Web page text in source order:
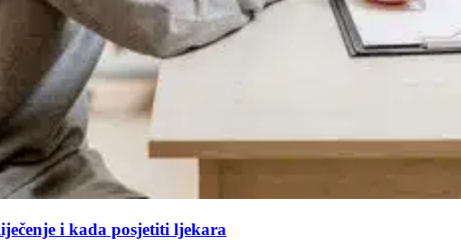
i kada posjetiti ljekara